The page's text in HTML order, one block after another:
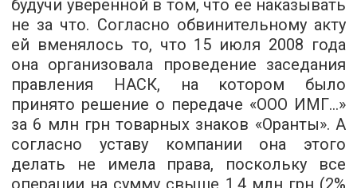
будучи уверенной в том, что ее наказывать
не за что. Согласно обвинительному акту
ей вменялось то, что 15 июля 2008 года
она организовала проведение заседания
правления НАСК, на котором было
принято решение о передаче «ООО ИМГ...»
за 6 млн грн товарных знаков «Оранты». А
согласно уставу компании она этого
делать не имела права, поскольку все
операции на сумму свыше 1,4 млн грн (2%